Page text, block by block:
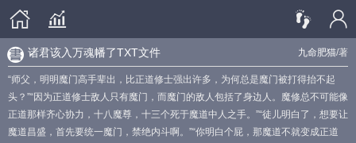
九命肥猫/著
诸君该入万魂幡了TXT文件
“师父，明明魔门高手辈出，比正道修士强出许多，为何总是魔门被打得抬不起
头？”“因为正道修士敌人只有魔门，而魔门的敌人包括了身边人。魔修总不可能像
正道那样齐心协力，十八魔尊，十三个死于魔道中人之手。”“徒儿明白了，想要让
魔道昌盛，首先要统一魔门，禁绝内斗啊。”“你明白个屁，那魔道不就变成正道